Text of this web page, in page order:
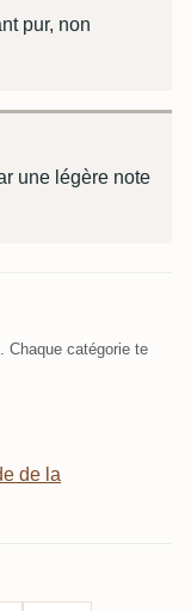
pur, non
une légère note
Chaque catégorie te
de la